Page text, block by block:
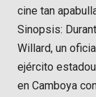
cine tan
Sinopsis:
Willard, un
ejército
en Camboya